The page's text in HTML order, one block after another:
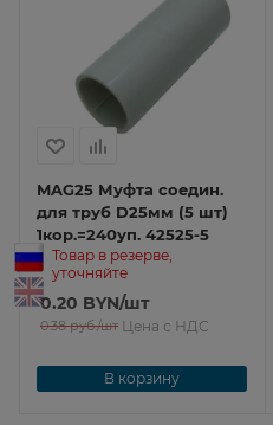
MAG25 Муфта соедин.
для труб D25мм (5 шт)
1кор.=240уп. 42525-5
Товар в резерве,
уточняйте
0.20 BYN/шт
0.38руб./шт Цена с НДС
В корзину